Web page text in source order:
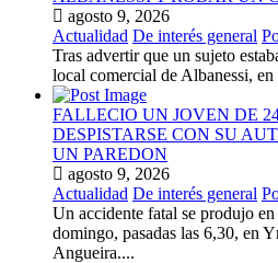
agosto 9, 2026
Actualidad De interés general
Tras advertir que un sujeto
local comercial de Albanessi,
FALLECIO UN JOVEN DE
DESPISTARSE CON SU
UN PAREDON
agosto 9, 2026
Actualidad De interés general
Un accidente fatal se produjo
domingo, pasadas las 6,30, en
Angueira....